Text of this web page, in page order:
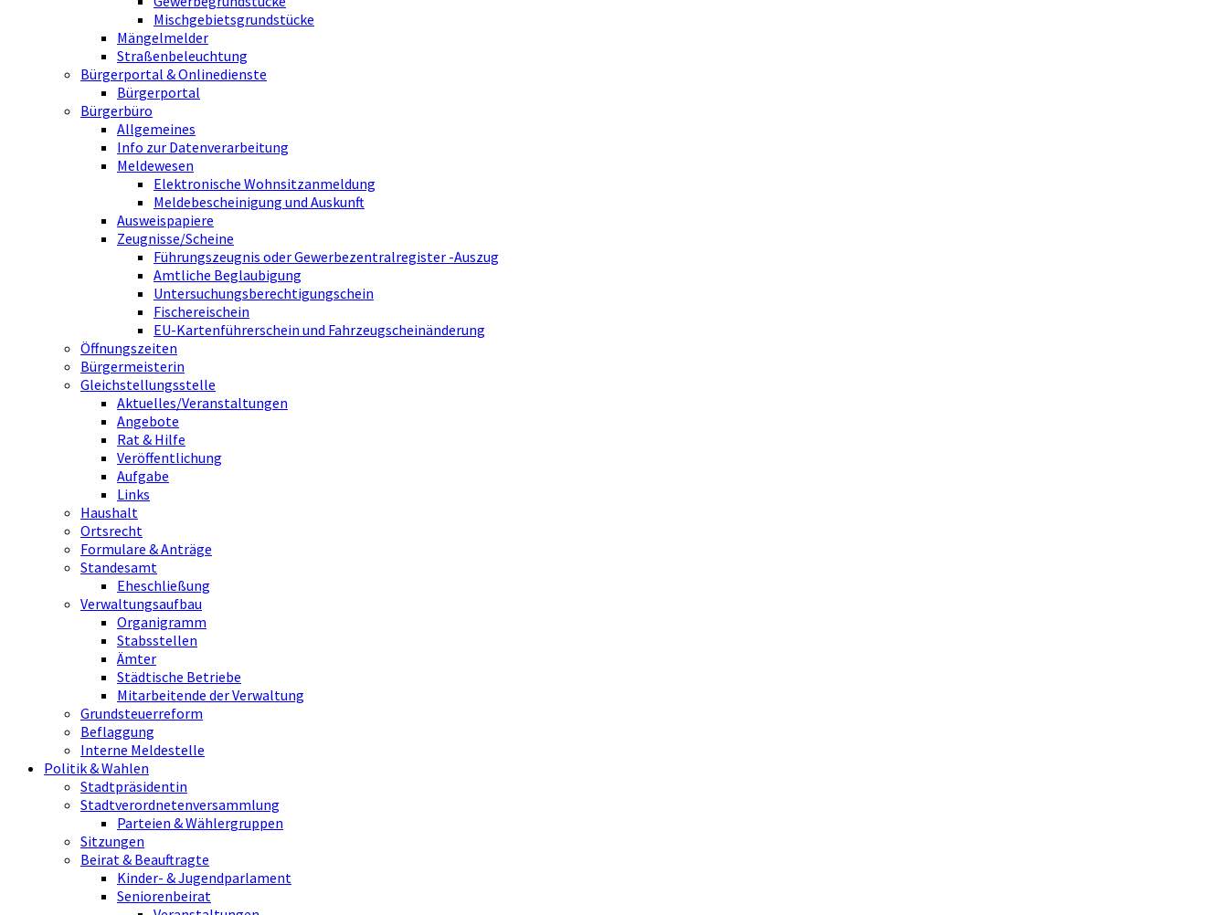
Mischgebietsgrundstücke
Mängelmelder
Straßenbeleuchtung
Bürgerportal & Onlinedienste
Bürgerportal
Bürgerbüro
Allgemeines
Info zur Datenverarbeitung
Meldewesen
Elektronische Wohnsitzanmeldung
Meldebescheinigung und Auskunft
Ausweispapiere
Zeugnisse/Scheine
Führungszeugnis oder Gewerbezentralregister -Auszug
Amtliche Beglaubigung
Untersuchungsberechtigungschein
Fischereischein
EU-Kartenführerschein und Fahrzeugscheinänderung
Öffnungszeiten
Bürgermeisterin
Gleichstellungsstelle
Aktuelles/Veranstaltungen
Angebote
Rat & Hilfe
Veröffentlichung
Aufgabe
Links
Haushalt
Ortsrecht
Formulare & Anträge
Standesamt
Eheschließung
Verwaltungsaufbau
Organigramm
Stabsstellen
Ämter
Städtische Betriebe
Mitarbeitende der Verwaltung
Grundsteuerreform
Beflaggung
Interne Meldestelle
Politik & Wahlen
Stadtpräsidentin
Stadtverordnetenversammlung
Parteien & Wählergruppen
Sitzungen
Beirat & Beauftragte
Kinder- & Jugendparlament
Seniorenbeirat